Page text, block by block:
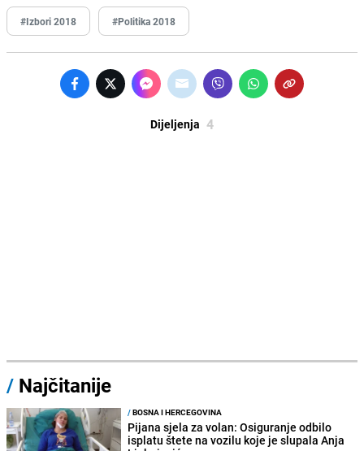
#Izbori 2018 #Politika 2018
Dijeljenja 4
/ Najčitanije
/BOSNA I HERCEGOVINA
Pijana sjela za volan: Osiguranje odbilo
isplatu štete na vozilu koje je slupala Anja